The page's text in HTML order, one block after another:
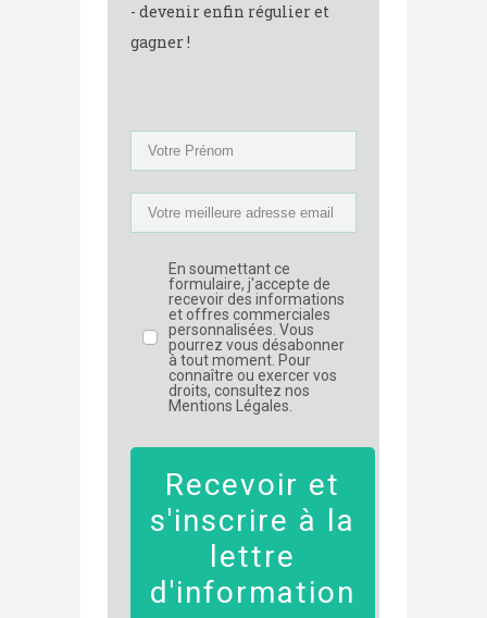
- devenir enfin régulier et
gagner !
En soumettant ce
formulaire, j'accepte de
recevoir des informations
et offres commerciales
personnalisées. Vous
pourrez vous désabonner
à tout moment. Pour
connaître ou exercer vos
droits, consultez nos
Mentions Légales.
Recevoir et
s'inscrire à la
lettre
d'information